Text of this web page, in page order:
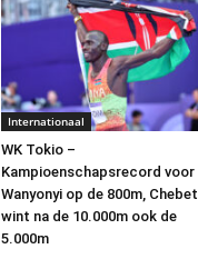
Internationaal
WK Tokio –
Kampioenschapsrecord voor
Wanyonyi op de 800m, Chebet
wint na de 10.000m ook de
5.000m